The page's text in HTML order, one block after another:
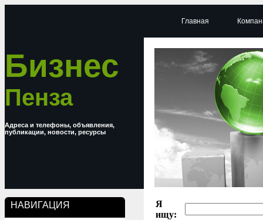
Бизнес
Пенза
Адреса и телефоны, объявления,
публикации, новости, ресурсы
НАВИГАЦИЯ
Главная
Я
ищу: